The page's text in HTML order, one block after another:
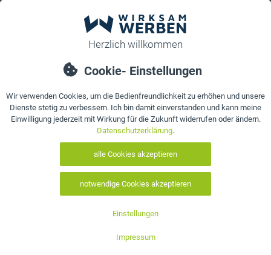
Startseite>Werbe-Tassen günstig bedrucken lassen
Werbe-Tassen günstig
bedrucken lassen
11 Artikel gefunden